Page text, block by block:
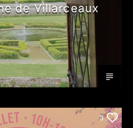
de Villarceaux
3